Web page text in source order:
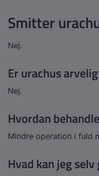
Smitter
Nej.
Er urachus
Nej.
Hvordan
Mindre operation i fuld
Hvad kan jeg selv